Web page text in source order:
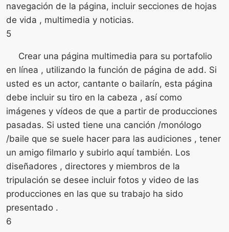
navegación de la página, incluir secciones de hojas
de vida , multimedia y noticias.
5
Crear una página multimedia para su portafolio
en línea , utilizando la función de página de add. Si
usted es un actor, cantante o bailarín, esta página
debe incluir su tiro en la cabeza , así como
imágenes y vídeos de que a partir de producciones
pasadas. Si usted tiene una canción /monólogo
/baile que se suele hacer para las audiciones , tener
un amigo filmarlo y subirlo aquí también. Los
diseñadores , directores y miembros de la
tripulación se desee incluir fotos y video de las
producciones en las que su trabajo ha sido
presentado .
6